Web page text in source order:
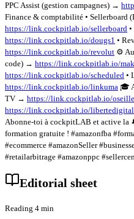
PPC Assist (gestion campagnes) →
Finance & comptabilité • Sellerboard
https://link.cockpitlab.io/sellerboard
https://link.cockpitlab.io/dougs1 •
https://link.cockpitlab.io/revolut ⚙️
code) → https://link.cockpitlab.io/
https://link.cockpitlab.io/scheduled •
https://link.cockpitlab.io/linkuma 🎓
TV → https://link.cockpitlab.io/
https://link.cockpitlab.io/libertedigital
Abonne-toi à cockpitLAB et active la
formation gratuite ! #amazonfba
#ecommerce #amazonSeller
#retailarbitrage #amazonppc
Editorial sheet
Reading 4 min